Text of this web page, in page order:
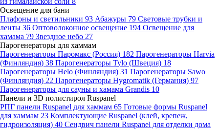
Освещение для бани
Плафоны и светильники 93 Абажуры 79 Световые трубки и
ленты 36 Оптоволоконное освещение 194 Освещение для
хамама 79 Звездное небо 27
Парогенераторы для хаммам
Парогенераторы Паромакс (Россия) 182 Парогенераторы Harvia
(Финляндия) 38 Парогенераторы Tylo (Швеция) 18
Парогенераторы Helo (Финляндия) 31 Парогенераторы Sawo
(Финляндия) 22 Парогенераторы Hygromatik (Германия) 97
Парогенераторы для сауны и хамама Grandis 10
Панели и 3D полистирол Ruspanel
РПГ панели Ruspanel для хаммам 65 Готовые формы Ruspanel
для хаммам 23 Комплектующие Ruspanel (клей, крепеж,
гидроизоляция) 40 Сендвич панели Ruspanel для отделки дома